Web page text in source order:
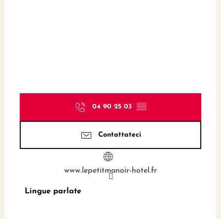
04 90 25 03 ▒▒
Contattateci
www.lepetitmanoir-hotel.fr
Lingue parlate
Lingue parlate